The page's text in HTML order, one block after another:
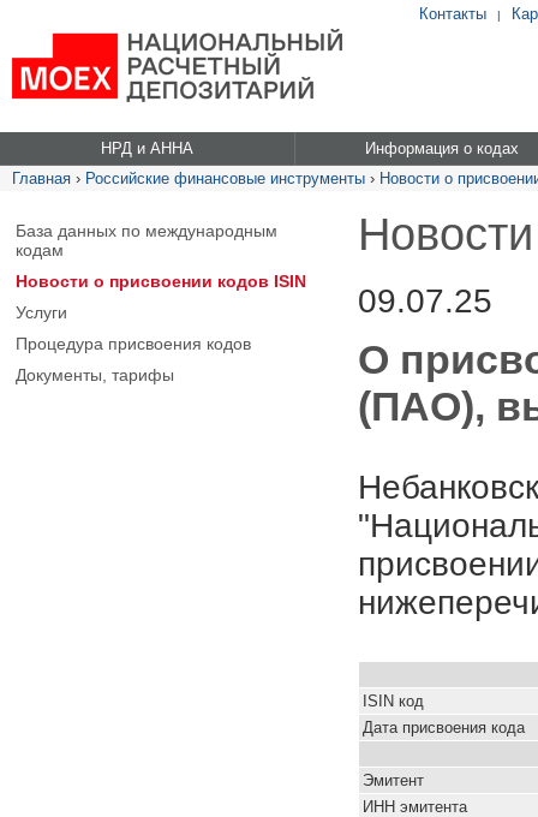
Контакты |
НРД и АННА
Информация о кодах
Главная › Российские финансовые инструменты › Новости о
База данных по международным
кодам
Новости о присвоении кодов ISIN
Услуги
Процедура присвоения кодов
Документы, тарифы
09.07.25
О
(ПАО),
ISIN код
Дата присвоения кода
Эмитент
ИНН эмитента